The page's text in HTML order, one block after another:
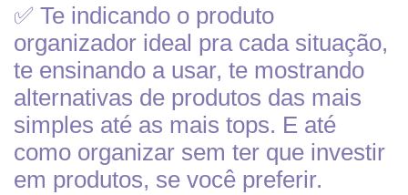
✅ Te indicando o produto
organizador ideal pra cada situação,
te ensinando a usar, te mostrando
alternativas de produtos das mais
simples até as mais tops. E até
como organizar sem ter que investir
em produtos, se você preferir.